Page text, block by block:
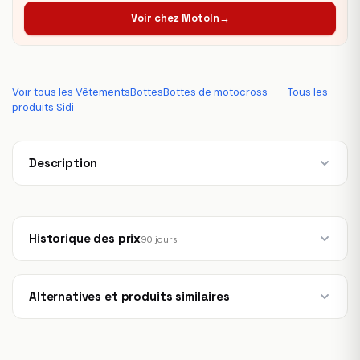
Voir chez MotoIn→
Voir tous les VêtementsBottesBottes de motocross ·
Tous les
produits Sidi
Description
Historique des prix90 jours
Alternatives et produits similaires